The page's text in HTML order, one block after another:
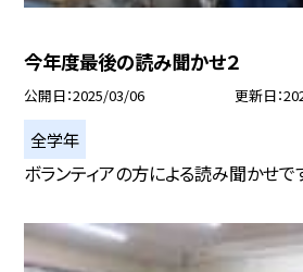
今年度最後の読み聞かせ２
公開日 2025/03/06 更新日
全学年
ボランティアの方による読み聞かせで